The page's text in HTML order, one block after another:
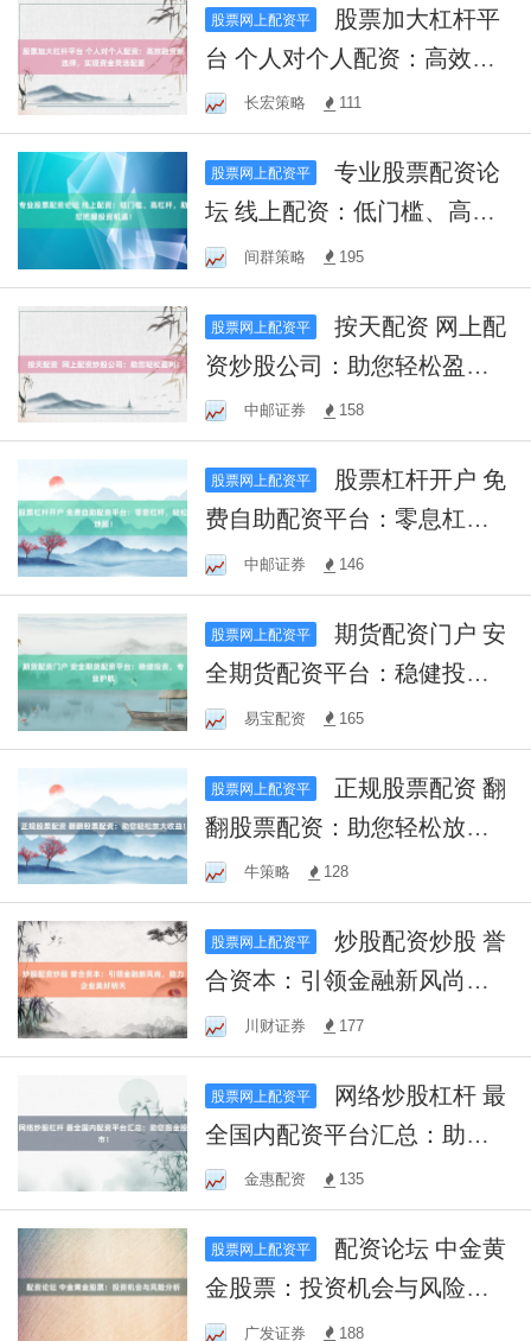
股票网上配资平
台 个人对个人配资：高效融
资新选择，实现资金灵活配
置
长宏策略 111
股票网上配资平
专业股票配资论
坛 线上配资：低门槛、高杠
杆，助您把握投资机遇！
间群策略 195
股票网上配资平
按天配资 网上配
资炒股公司：助您轻松盈
利！中邮证券 158
股票网上配资平
费自助配资平台：零息杠
杆，轻松炒股！
中邮证券 146
股票网上配资平
期货配资门户 安
全期货配资平台：稳健投
资，专业护航
易宝配资 165
股票网上配资平
翻股票配资：助您轻松放大
收益！
牛策略 128
股票网上配资平
炒股配资炒股 誉
合资本：引领金融新风尚，
助力企业美好明天
川财证券 177
股票网上配资平
全国内配资平台汇总：助您
掘金股市！
金惠配资 135
股票网上配资平
金股票：投资机会与风险分
析
广发证券 188